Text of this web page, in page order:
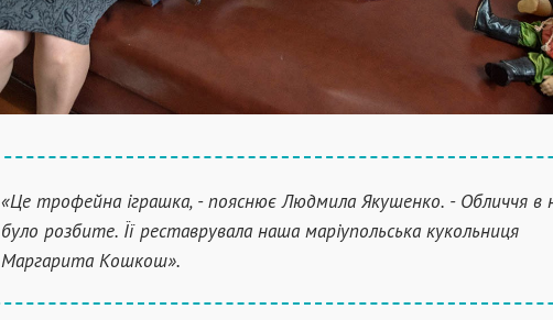
«Це трофейна іграшка, - пояснює Людмила Якушенко. - Обличчя в
було розбите. Її реставрувала наша маріупольська кукольниця
Маргарита Кошкош».